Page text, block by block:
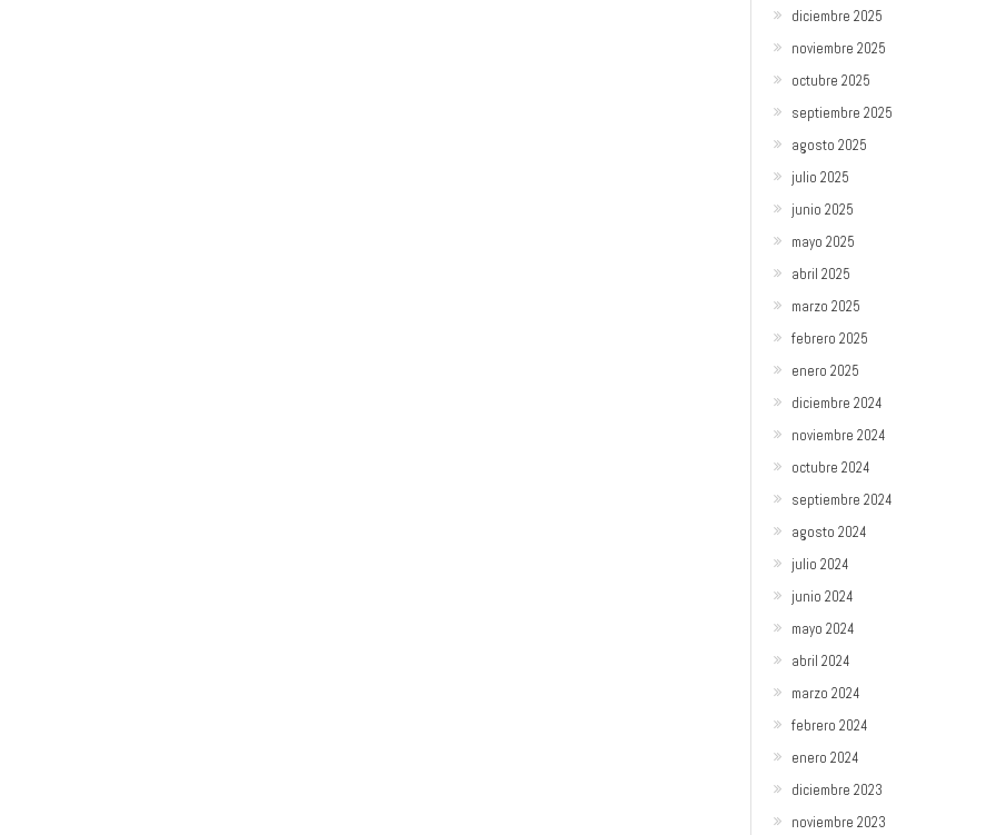
diciembre 2025
noviembre 2025
octubre 2025
septiembre 2025
agosto 2025
julio 2025
junio 2025
mayo 2025
abril 2025
marzo 2025
febrero 2025
enero 2025
diciembre 2024
noviembre 2024
octubre 2024
septiembre 2024
agosto 2024
julio 2024
junio 2024
mayo 2024
abril 2024
marzo 2024
febrero 2024
enero 2024
diciembre 2023
noviembre 2023